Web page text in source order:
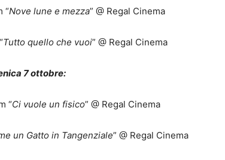
“Nove lune e mezza” @ Regal Cinema
Tutto quello che vuoi” @ Regal Cinema
7 ottobre:
“Ci vuole un fisico” @ Regal Cinema
un Gatto in Tangenziale” @ Regal Cinema